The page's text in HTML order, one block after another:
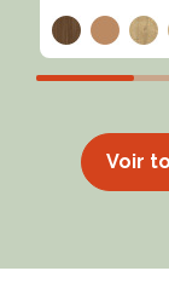
Voir